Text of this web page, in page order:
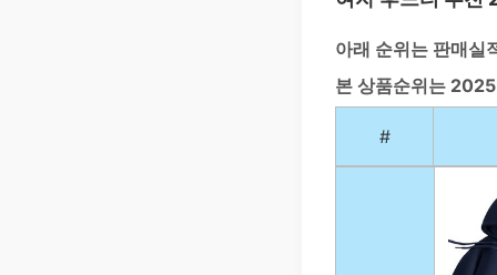
아래 순위는 판매실
본 상품순위는
#